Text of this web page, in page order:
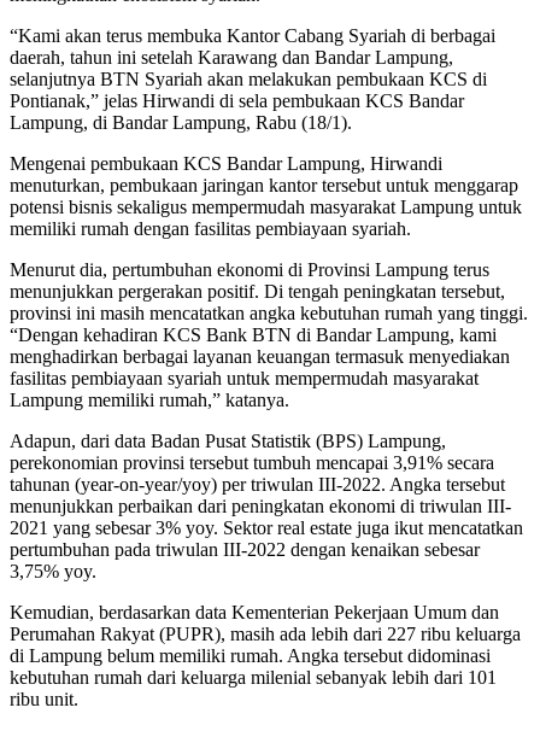
“Kami akan terus membuka Kantor Cabang Syariah di berbagai
daerah, tahun ini setelah Karawang dan Bandar Lampung,
selanjutnya BTN Syariah akan melakukan pembukaan KCS di
Pontianak,” jelas Hirwandi di sela pembukaan KCS Bandar
Lampung, di Bandar Lampung, Rabu (18/1).
Mengenai pembukaan KCS Bandar Lampung, Hirwandi
menuturkan, pembukaan jaringan kantor tersebut untuk menggarap
potensi bisnis sekaligus mempermudah masyarakat Lampung untuk
memiliki rumah dengan fasilitas pembiayaan syariah.
Menurut dia, pertumbuhan ekonomi di Provinsi Lampung terus
menunjukkan pergerakan positif. Di tengah peningkatan tersebut,
provinsi ini masih mencatatkan angka kebutuhan rumah yang tinggi.
“Dengan kehadiran KCS Bank BTN di Bandar Lampung, kami
menghadirkan berbagai layanan keuangan termasuk menyediakan
fasilitas pembiayaan syariah untuk mempermudah masyarakat
Lampung memiliki rumah,” katanya.
Adapun, dari data Badan Pusat Statistik (BPS) Lampung,
perekonomian provinsi tersebut tumbuh mencapai 3,91% secara
tahunan (year-on-year/yoy) per triwulan III-2022. Angka tersebut
menunjukkan perbaikan dari peningkatan ekonomi di triwulan III-
2021 yang sebesar 3% yoy. Sektor real estate juga ikut mencatatkan
pertumbuhan pada triwulan III-2022 dengan kenaikan sebesar
3,75% yoy.
Kemudian, berdasarkan data Kementerian Pekerjaan Umum dan
Perumahan Rakyat (PUPR), masih ada lebih dari 227 ribu keluarga
di Lampung belum memiliki rumah. Angka tersebut didominasi
kebutuhan rumah dari keluarga milenial sebanyak lebih dari 101
ribu unit.